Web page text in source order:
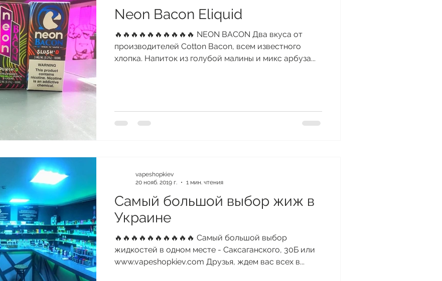
Neon Bacon Eliquid
🔥🔥🔥🔥🔥🔥🔥🔥🔥🔥 NEON BACON Два вкуса от
производителей Cotton Bacon, всем известного
хлопка. Напиток из голубой малины и микс арбуза...
Самый большой выбор жиж в
Украине
🔥🔥🔥🔥🔥🔥🔥🔥🔥🔥 Самый большой выбор
жидкостей в одном месте - Саксаганского, 30Б или
www.vapeshopkiev.com Друзья, ждем вас всех в...
vapeshopkiev
20 нояб. 2019 г.
1 мин. чтения